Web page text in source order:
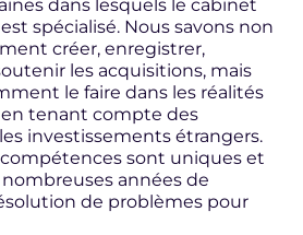
dans lesquels le cabinet
est spécialisé. Nous savons non
créer, enregistrer,
les acquisitions, mais
le faire dans les réalités
en tenant compte des
investissements étrangers.
sont uniques et
années de
de problèmes pour